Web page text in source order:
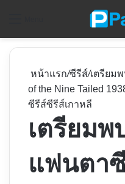
หน้าแรก/ซีรีส์/เตรียม
of the Nine Tailed
ซีรีส์ซีรีส์เกาหลี
เตรียม
แฟนตา